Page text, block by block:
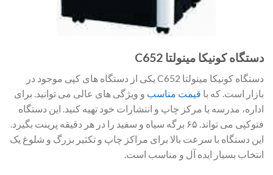
دستگاه کونیکا مینولتا C652
دستگاه کونیکا مینولتا C652 یکی از دستگاه های کپی موجود در
بازار است. که با قیمت مناسب و ویژگی های عالی می توانید. برای
اداره، مدرسه یا مرکز چاپ و انتشارات خود تهیه کنید. این دستگاه
فتوکپی می تواند. ۶۵ برگه سیاه و سفید را در هر دقیقه پرینت بگیرد.
این دستگاه با سرعت بالا برای مراکز چاپ و تکثیر بزرگ و شلوغ یک
انتخاب بسیار ایده آل و مناسب است.